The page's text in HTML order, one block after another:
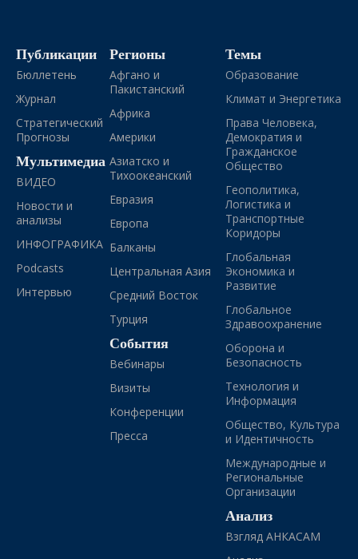
Публикации
Бюллетень
Журнал
Стратегический
Прогнозы
Мультимедиа
ВИДЕО
Новости и
анализы
ИНФОГРАФИКА
Podcasts
Интервью
Регионы
Афгано и
Пакистанский
Африка
Америки
Азиатско и
Тихоокеанский
Евразия
Европа
Балканы
Центральная Азия
Средний Восток
Турция
События
Вебинары
Визиты
Конференции
Пресса
Темы
Образование
Климат и Энергетика
Права Человека,
Демократия и
Гражданское
Общество
Геополитика,
Логистика и
Транспортные
Коридоры
Глобальная
Экономика и
Развитие
Глобальное
Здравоохранение
Оборона и
Безопасность
Технология и
Информация
Общество, Культура
и Идентичность
Международные и
Региональные
Организации
Анализ
Взгляд АНКАСАМ